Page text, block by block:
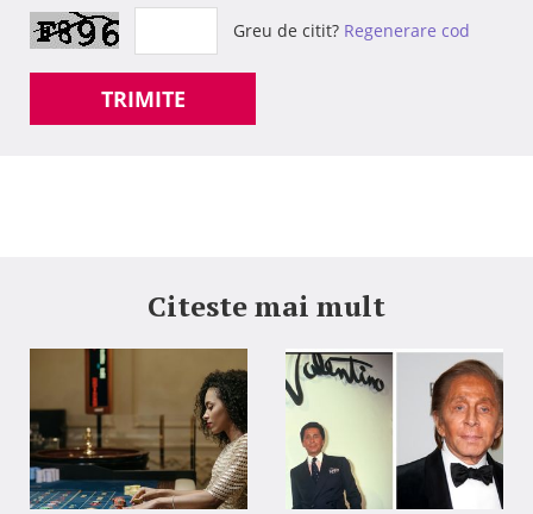
Greu de citit? Regenerare cod
TRIMITE
Citeste mai mult